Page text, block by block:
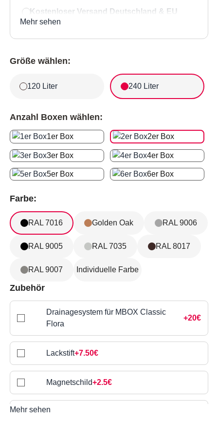
Kostenloser Versand Deutschland & EU
Mehr sehen
MBOX Mülltonnenbox Classic
Größe wählen:
120 Liter 240 Liter
Anzahl Boxen wählen:
1er Box 2er Box
3er Box 4er Box
5er Box 6er Box
Farbe:
RAL 7016 Golden Oak RAL 9006
RAL 9005 RAL 7035 RAL 8017
RAL 9007 Individuelle Farbe
Zubehör
Drainagesystem für MBOX Classic
Flora
+20€
Lackstift+7.50€
Magnetschild+2.5€
Magnetschild
Mehr sehen